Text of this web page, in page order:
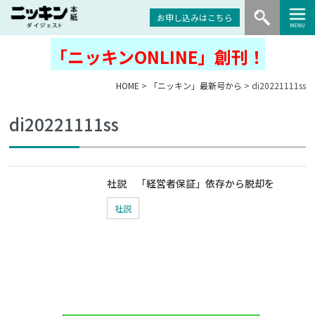
お申し込みはこちら
「ニッキンONLINE」創刊！
HOME > 「ニッキン」最新号から > di20221111ss
di20221111ss
社説 「経営者保証」依存から脱却を
社説